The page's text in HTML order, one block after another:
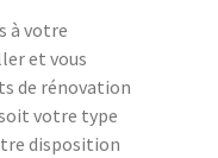
à votre
et vous
de rénovation
votre type
disposition